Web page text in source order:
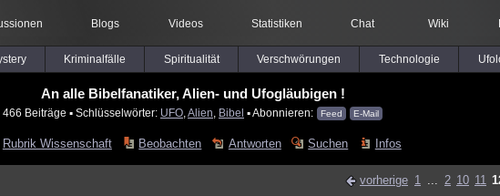
Blogs Videos Statistiken Chat Wiki
Kriminalfälle Spiritualität Verschwörungen Technologie
An alle Bibelfanatiker, Alien- und Ufogläubigen !
466 Beiträge ▪ Schlüsselwörter: UFO Alien Bibel ▪ Abonnieren: Feed E-Mail
Rubrik Wissenschaft Beobachten Antworten Suchen Infos
vorherige 1 ... 2 10 11